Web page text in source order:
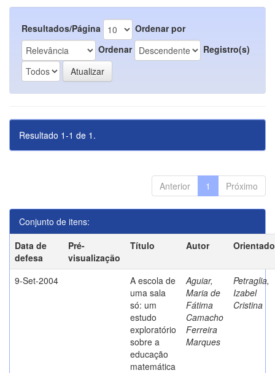
Resultados/Página
Ordenar por
Ordenar
Registro(s)
Resultado 1-1 de 1.
Anterior 1 Próximo
Conjunto de itens:
Data de
defesa
Pré-
visualização
Título Autor
9-Set-2004
A escola de
uma sala
só: um
estudo
exploratório
sobre a
educação
matemática
Aguiar,
Maria de
Fátima
Camacho
Ferreira
Marques
Petraglia,
Izabel
Cristina